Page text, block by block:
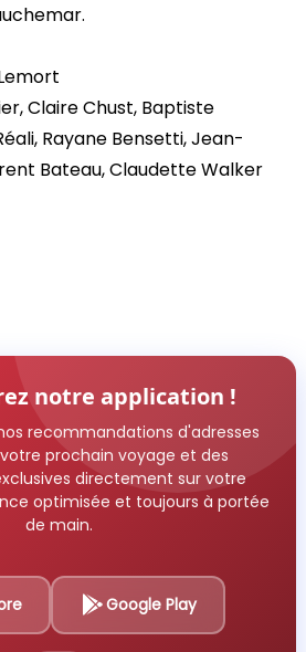
Claire Chust, Baptiste
Rayane Bensetti, Jean-
Bateau, Claudette Walker
notre application !
recommandations d'adresses
prochain voyage et des
directement sur votre
optimisée et toujours à portée
de main.
Google Play